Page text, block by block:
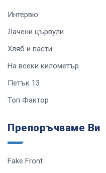
Интервю
Лачени цървули
Хляб и пасти
На всеки километър
Петък 13
Топ Фактор
Препоръчваме Ви
Fake Front